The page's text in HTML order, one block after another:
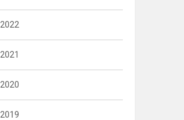
2022
2021
2020
2019